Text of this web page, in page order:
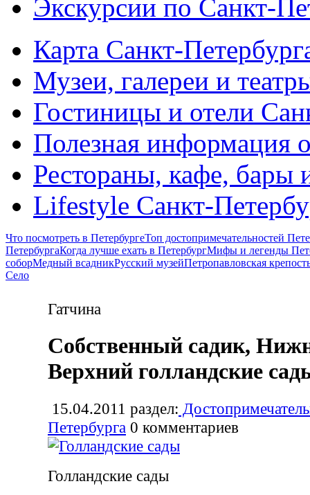
Экскурсии по Санкт-
Карта Санкт-
Музеи, галереи и
Гостиницы и отели
Полезная информация
Рестораны, кафе, бары
Lifestyle Санкт-
Что посмотреть в ПетербургеТоп достопримечательностей
ПетербургаКогда лучше ехать в ПетербургМифы и легенды
соборМедный всадникРусский музейПетропавловская
Село
Гатчина
Собственный садик,
Верхний голландские
15.04.2011 раздел:
Петербурга 0 комментариев
Голландские сады